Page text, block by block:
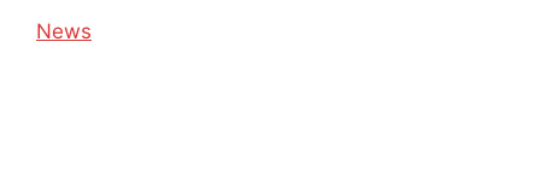
In relation to
News